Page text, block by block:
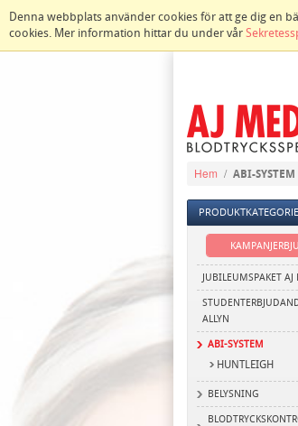
Denna webbplats använder cookies för att ge dig en
cookies. Mer information hittar du under vår
Hem / ABI-SYSTEM
JUBILEUMSPAKET
ALLYN
ABI-SYSTEM
HUNTLEIGH
BELYSNING